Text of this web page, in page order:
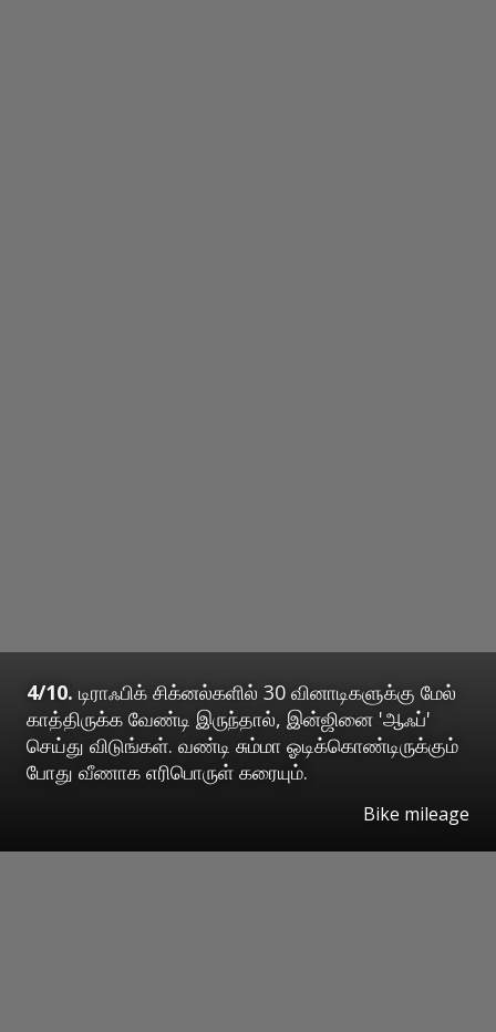
4/10. டிராஃபிக் சிக்னல்களில் 30 வினாடிகளுக்கு மேல்
காத்திருக்க வேண்டி இருந்தால், இன்ஜினை 'ஆஃப்'
செய்து விடுங்கள். வண்டி சும்மா ஓடிக்கொண்டிருக்கும்
போது வீணாக எரிபொருள் கரையும்.
Bike mileage